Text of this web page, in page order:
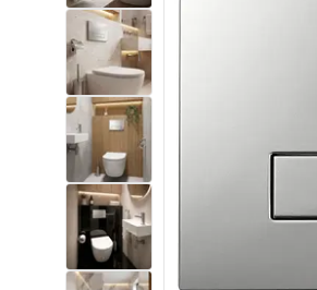
Tualettruumid
Vajub ära
Vannid ja ekraanid
Vannitoa segistid